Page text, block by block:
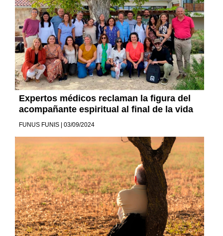
Expertos médicos reclaman la figura del
acompañante espiritual al final de la vida
FUNUS FUNIS | 03/09/2024